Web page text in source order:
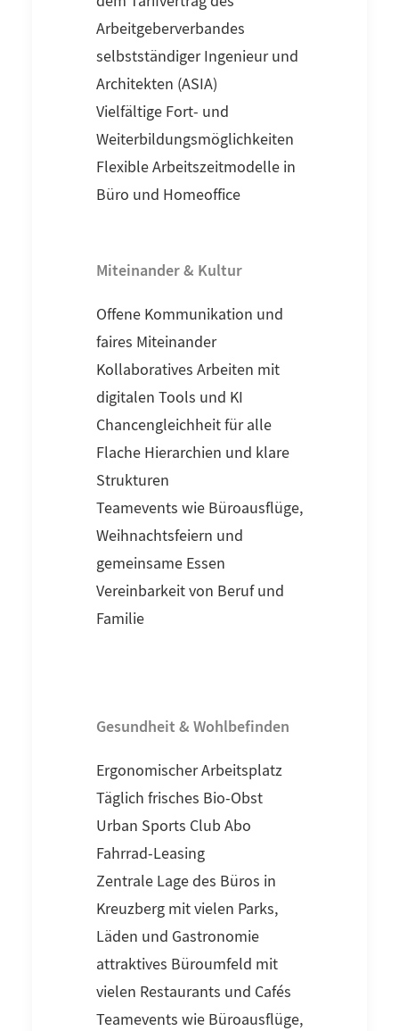
Arbeitgeberverbandes
selbstständiger Ingenieur und
Architekten (ASIA)
Vielfältige Fort- und
Weiterbildungsmöglichkeiten
Flexible Arbeitszeitmodelle in
Büro und Homeoffice
Miteinander & Kultur
Offene Kommunikation und
faires Miteinander
Kollaboratives Arbeiten mit
digitalen Tools und KI
Chancengleichheit für alle
Flache Hierarchien und klare
Strukturen
Teamevents wie Büroausflüge,
Weihnachtsfeiern und
gemeinsame Essen
Vereinbarkeit von Beruf und
Familie
Gesundheit & Wohlbefinden
Ergonomischer Arbeitsplatz
Täglich frisches Bio-Obst
Urban Sports Club Abo
Fahrrad-Leasing
Zentrale Lage des Büros in
Kreuzberg mit vielen Parks,
Läden und Gastronomie
attraktives Büroumfeld mit
vielen Restaurants und Cafés
Teamevents wie Büroausflüge,